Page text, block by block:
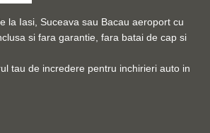
la Iasi, Suceava sau Bacau aeroport cu
si fara garantie, fara batai de cap si
tau de incredere pentru inchirieri auto in